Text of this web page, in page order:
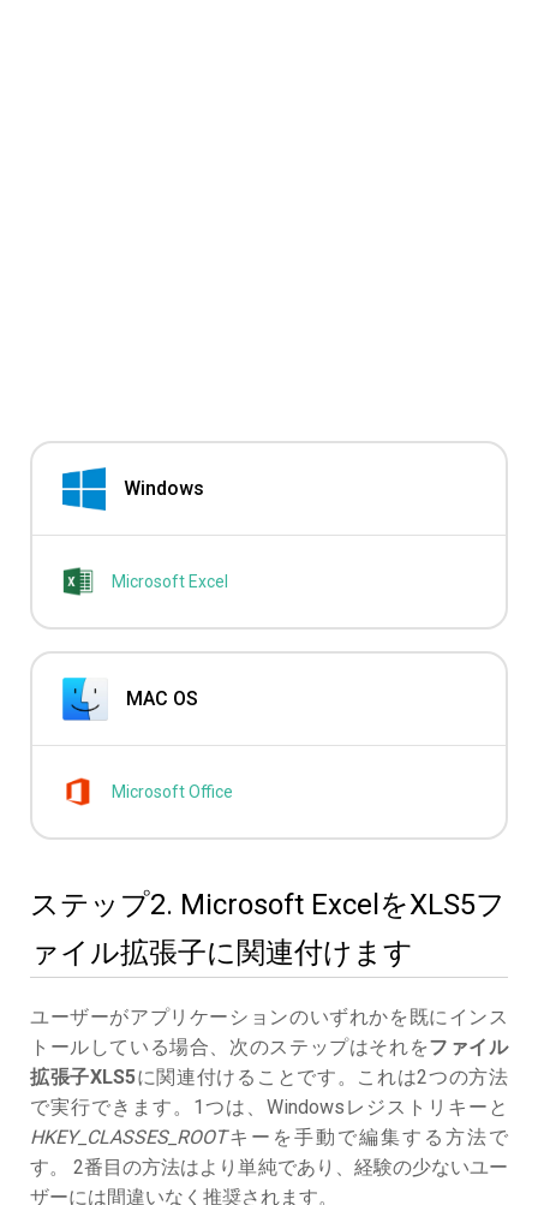
Windows
Microsoft Excel
MAC OS
Microsoft Office
ステップ2. Microsoft ExcelをXLS5フ
ァイル拡張子に関連付けます
ユーザーがアプリケーションのいずれかを既にインス
トールしている場合、次のステップはそれをファイル
拡張子XLS5に関連付けることです。これは2つの方法
で実行できます。1つは、Windowsレジストリキーと
HKEY_CLASSES_ROOTキーを手動で編集する方法で
す。 2番目の方法はより単純であり、経験の少ないユー
ザーには間違いなく推奨されます。